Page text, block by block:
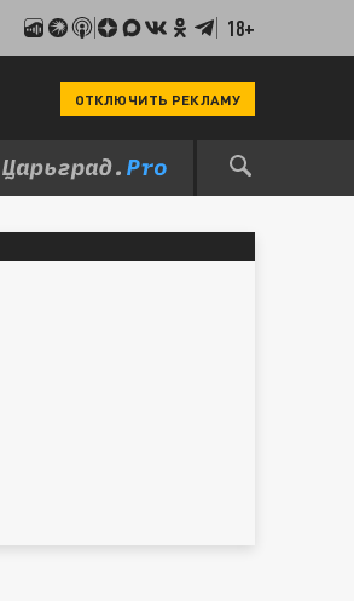
18+
ОТКЛЮЧИТЬ РЕКЛАМУ